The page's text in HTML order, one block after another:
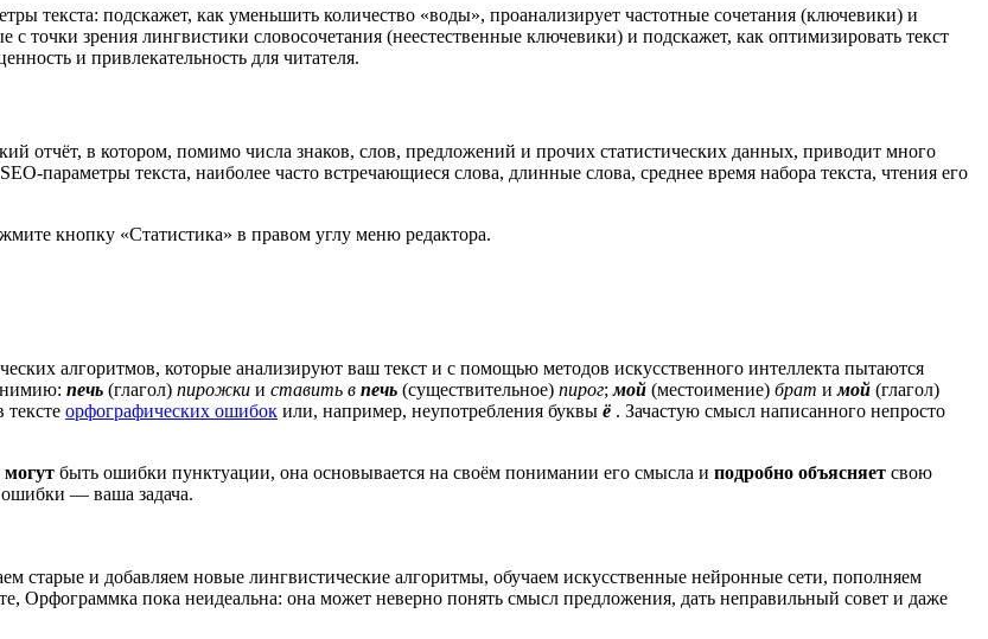
текста: подскажет, как уменьшить количество «воды», проанализирует частотные сочетания (ключевики) и
точки зрения лингвистики словосочетания (неестественные ключевики) и подскажет, как оптимизировать текст
и привлекательность для читателя.
отчёт, в котором, помимо числа знаков, слов, предложений и прочих статистических данных, приводит много
параметры текста, наиболее часто встречающиеся слова, длинные слова, среднее время набора текста, чтения его
кнопку «Статистика» в правом углу меню редактора.
алгоритмов, которые анализируют ваш текст и с помощью методов искусственного интеллекта пытаются
печь (глагол) пирожки и ставить в печь (существительное) пирог;мой (местоимение) брат имой (глагол)
орфографических ошибок или, например, неупотребления буквы ё . Зачастую смысл написанного непросто
могут быть ошибки пунктуации, она основывается на своём понимании его смысла и подробно объясняет свою
ошибки — ваша задача.
и добавляем новые лингвистические алгоритмы, обучаем искусственные нейронные сети, пополняем
Орфограммка пока неидеальна: она может неверно понять смысл предложения, дать неправильный совет и даже